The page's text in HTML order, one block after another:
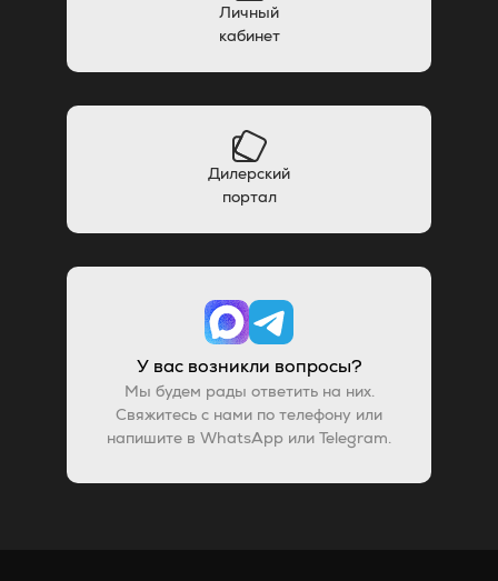
Личный
кабинет
Дилерский
портал
У вас возникли вопросы?
Мы будем рады ответить на них.
Свяжитесь с нами по телефону или
напишите в WhatsApp или Telegram.